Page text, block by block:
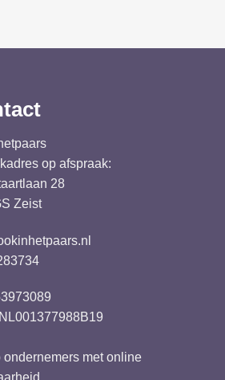
op afspraak:
28
Zeist
ondernemers metonline